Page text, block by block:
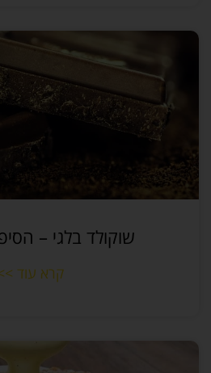
שוקולד בלגי –
קרא עוד